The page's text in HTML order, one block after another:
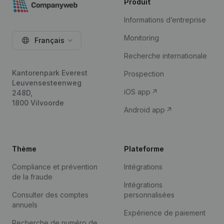
Français
Kantorenpark Everest
Leuvensesteenweg
248D,
1800 Vilvoorde
Produit
Informations d’entreprise
Monitoring
Recherche internationale
Prospection
iOS app
Android app
Thème
Compliance et prévention
de la fraude
Consulter des comptes
annuels
Plateforme
Intégrations
Intégrations
personnalisées
Expérience de paiement